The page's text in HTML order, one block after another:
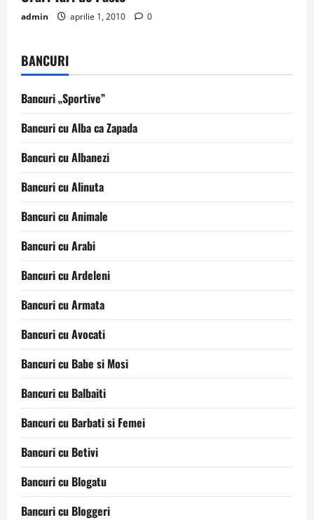
admin aprilie 1, 2010 0
BANCURI
Bancuri „Sportive”
Bancuri cu Alba ca Zapada
Bancuri cu Albanezi
Bancuri cu Alinuta
Bancuri cu Animale
Bancuri cu Arabi
Bancuri cu Ardeleni
Bancuri cu Armata
Bancuri cu Avocati
Bancuri cu Babe si Mosi
Bancuri cu Balbaiti
Bancuri cu Barbati si Femei
Bancuri cu Betivi
Bancuri cu Blogatu
Bancuri cu Bloggeri